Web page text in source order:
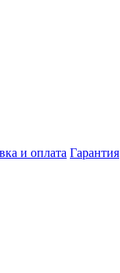
и оплата Гарантия